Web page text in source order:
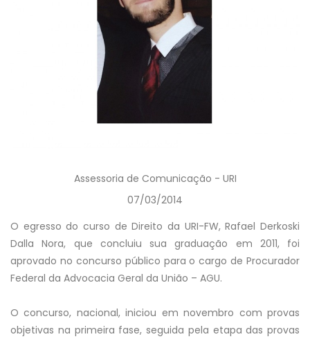
Assessoria de Comunicação - URI
07/03/2014
O egresso do curso de Direito da URI-FW, Rafael Derkoski
Dalla Nora, que concluiu sua graduação em 2011, foi
aprovado no concurso público para o cargo de Procurador
Federal da Advocacia Geral da União – AGU.
O concurso, nacional, iniciou em novembro com provas
objetivas na primeira fase, seguida pela etapa das provas